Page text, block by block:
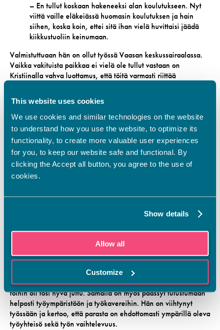
This website uses cookies
We use cookies and similar technologies on the website
to understand how you use the website, to optimize its
functionality, to create more valuable user experiences
for you, to keep our website safe and functional. By
clicking the Accept all button, you agree to the use of
cookies.
Show details
Allow all
Customize
– En tullut koskaan hakeneeksi alan koulutukseen. Nyt
viittä vaille eläkeiässä huomasin koulutuksen ja hain
siihen, koska koin, ettei sitä ihan vielä huvittaisi jäädä
kiikkustuoliin keinumaan.
Valmistuttuaan hän on ollut työssä Vaasan keskussairaalassa.
Vaikka vakituista paikkaa ei vielä ole tullut vastaan on
Kristiinalla vahva luottamus, että töitä varmasti riittää
– Mulla on loppusyksyyn asti sijaisuus, mutta koko ajan
olisi lisää työmahdollisuuksia täällä organisaation sisällä
esimerkiksi silmäpoliklinikka, mistä aloitin. Kaikki mun
kanssa samassa ryhmässä opiskelleet on saanut töitä
alalta. Tiedän, että töitä on niin kauan kuin jaksaa tehdä.
Koulutusta Kristiina pitää tarpeellisena ja siellä opetetut asiat
ovat olleet tärkeitä, kuten lainsäädännön asiat ja teoria.
asioita sopivassa tahdissa.
– Työssäoppimisjaksojen aikana saimme totutella
järjestelmiä sekä kaikkea mitä työ pitää sisällään. Oli
ihanaa, että meidän ei ollut pakko oppia asioita
kiireessä, niin kuin usein käy uudessa työssä
Työssä on niin paljon uutta opeteltavaa, että kouluttautumalla
töihin oli tosi hyvä juttu. Samalla on myös päässyt tutustumaan
helposti työympäristöön ja työkavereihin. Hän on viihtynyt
työssään ja kertoo, että parasta on ehdottomasti ympärillä oleva
työyhteisö sekä työn vaihtelevuus.